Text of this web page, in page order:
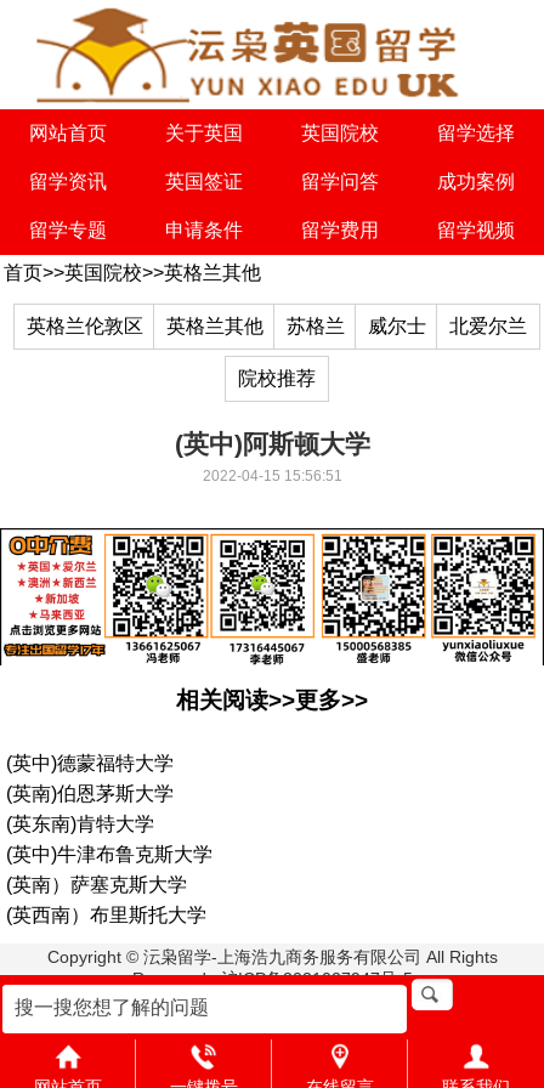
网站首页 关于英国 英国院校 留学选择
留学资讯 英国签证 留学问答 成功案例
留学专题 申请条件 留学费用 留学视频
首页>>英国院校>>英格兰其他
英格兰伦敦区 英格兰其他 苏格兰 威尔士 北爱尔兰
院校推荐
(英中)阿斯顿大学
2022-04-15 15:56:51
相关阅读>>更多>>
(英中)德蒙福特大学
(英南)伯恩茅斯大学
(英东南)肯特大学
(英中)牛津布鲁克斯大学
(英南）萨塞克斯大学
(英西南）布里斯托大学
Copyright © 沄枭留学-上海浩九商务服务有限公司 All Rights
Reserved. 沪ICP备2021027947号-5
盛老师:15000568385 冯老师:13661625067
地址:上海市浦东新区栖霞路33号2楼